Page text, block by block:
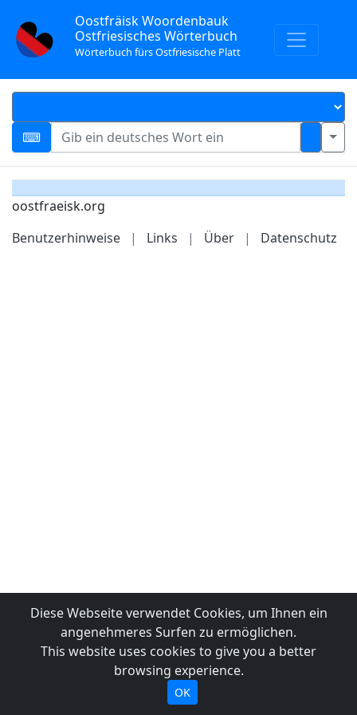
Oostfräisk Woordenbauk
Ostfriesisches Wörterbuch
Wörterbuch fürs Ostfriesische Platt
oostfraeisk.org
Benutzerhinweise
| Links | Über | Datenschutz
Diese Webseite verwendet Cookies, um Ihnen ein
angenehmeres Surfen zu ermöglichen.
This website uses cookies to give you a better
browsing experience.
OK